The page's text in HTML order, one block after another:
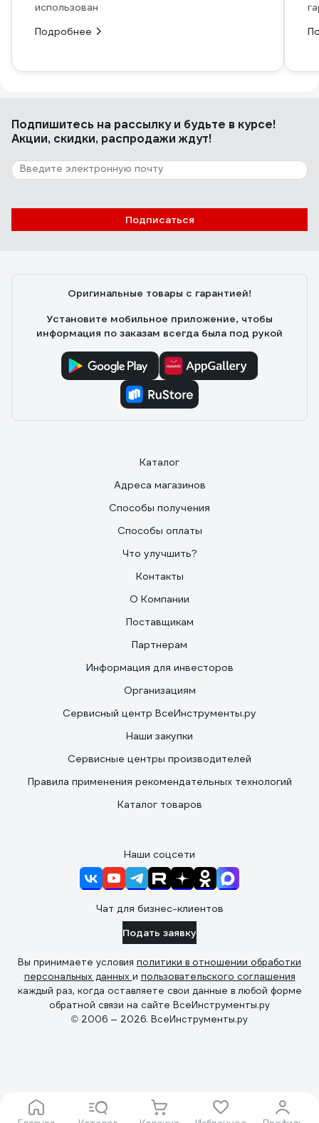
использован
Подробнее
Подпишитесь на рассылкуи будьте в курсе!
Акции, скидки, распродажи ждут!
Подписаться
Оригинальные товары с гарантией!
Установите мобильное приложение, чтобы
информация по заказам всегда была под рукой
Каталог
Адреса магазинов
Способы получения
Способы оплаты
Что улучшить?
Контакты
О Компании
Поставщикам
Партнерам
Информация для инвесторов
Организациям
Сервисный центр ВсеИнструменты.ру
Наши закупки
Сервисные центры производителей
Правила применения рекомендательных технологий
Каталог товаров
Наши соцсети
Чат для бизнес-клиентов
Подать заявку
Вы принимаете условия политики в отношении обработки
персональных данных и пользовательского соглашения
каждый раз, когда оставляете свои данные в любой форме
обратной связи на сайте ВсеИнструменты.ру
© 2006 — 2026. ВсеИнструменты.ру